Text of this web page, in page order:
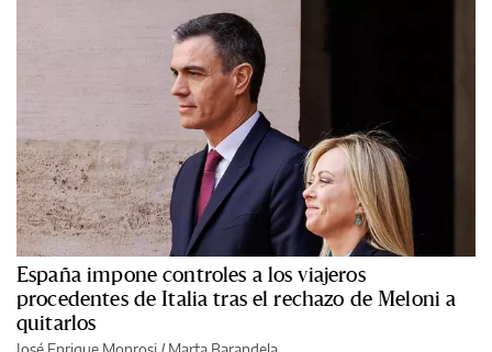
España impone controles a los viajeros
procedentes de Italia tras el rechazo de Meloni a
quitarlos